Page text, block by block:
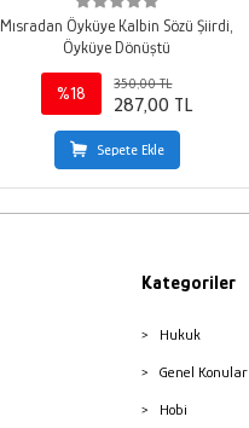
Mısradan Öyküye Kalbin Sözü Şiirdi,
Öyküye Dönüştü
%18
350,00 TL
287,00 TL
Sepete Ekle
Kategoriler
Hukuk
Genel Konular
Hobi